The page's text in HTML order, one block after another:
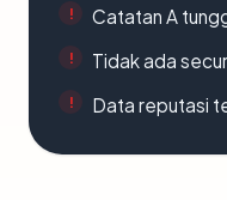
Catatan A
Tidak ada
Data reputasi